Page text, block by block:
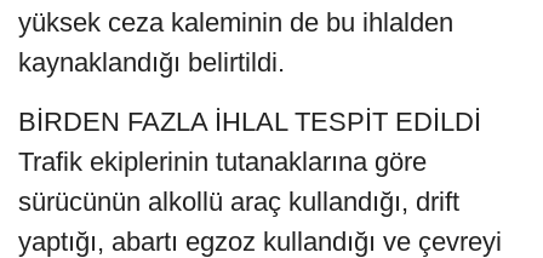
yüksek ceza kaleminin de bu ihlalden
kaynaklandığı belirtildi.
BİRDEN FAZLA İHLAL TESPİT EDİLDİ
Trafik ekiplerinin tutanaklarına göre
sürücünün alkollü araç kullandığı, drift
yaptığı, abartı egzoz kullandığı ve çevreyi